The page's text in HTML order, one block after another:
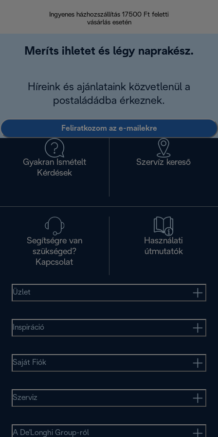
Ingyenes házhozszállítás 17500 Ft feletti
vásárlás esetén
Meríts ihletet és légy naprakész.
Híreink és ajánlataink közvetlenül a
postaládádba érkeznek.
Feliratkozom az e-mailekre
Gyakran Ismételt
Kérdések
Szervíz kereső
Segítségre van
szükséged?
Kapcsolat
Használati
útmutatók
Üzlet
Inspiráció
Saját Fiók
Szerviz
A De'Longhi Group-ról